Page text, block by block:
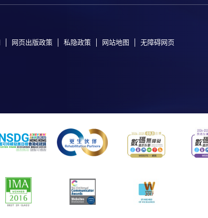
网页出版政策 私隐政策 网站地图 无障碍网页